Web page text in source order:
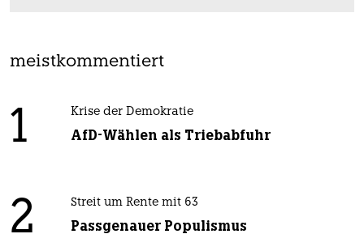
meistkommentiert
1 Krise der Demokratie
AfD-Wählen als Triebabfuhr
2 Streit um Rente mit 63
Passgenauer Populismus